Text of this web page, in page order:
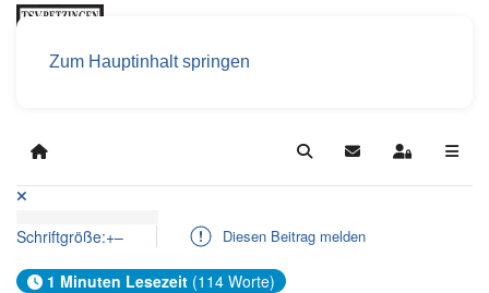
Zum Hauptinhalt springen
Home SearchUpdatesSign In
Schriftgröße:+– Diesen Beitrag melden
1 Minuten Lesezeit (114 Worte)